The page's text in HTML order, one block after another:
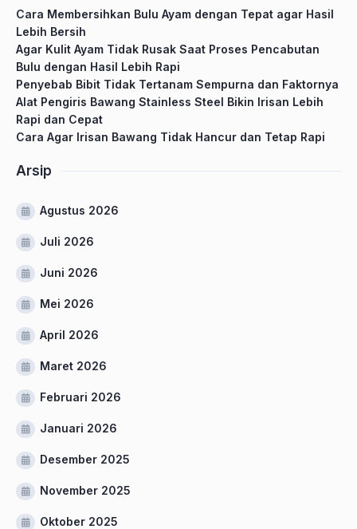
Cara Membersihkan Bulu Ayam dengan Tepat agar Hasil
Lebih Bersih
Agar Kulit Ayam Tidak Rusak Saat Proses Pencabutan
Bulu dengan Hasil Lebih Rapi
Penyebab Bibit Tidak Tertanam Sempurna dan Faktornya
Alat Pengiris Bawang Stainless Steel Bikin Irisan Lebih
Rapi dan Cepat
Cara Agar Irisan Bawang Tidak Hancur dan Tetap Rapi
Arsip
Agustus 2026
Juli 2026
Juni 2026
Mei 2026
April 2026
Maret 2026
Februari 2026
Januari 2026
Desember 2025
November 2025
Oktober 2025